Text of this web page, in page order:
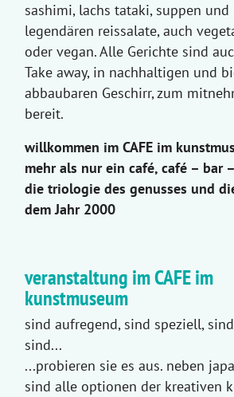
sashimi, lachs tataki, suppen und
legendären reissalate, auch
oder vegan. Alle Gerichte sind
Take away, in nachhaltigen und
abbaubaren Geschirr, zum
bereit.
willkommen im CAFE im
mehr als nur ein café, café – bar
die triologie des genusses und
dem Jahr 2000
veranstaltung im CAFE im
kunstmuseum
sind aufregend, sind speziell,
sind...
...probieren sie es aus. neben
sind alle optionen der kreativen